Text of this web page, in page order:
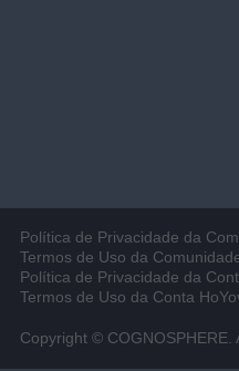
Política de Privacidade da
Termos de Uso da
Política de Privacidade da
Termos de Uso da Conta
Copyright © COGNOSPHERE.